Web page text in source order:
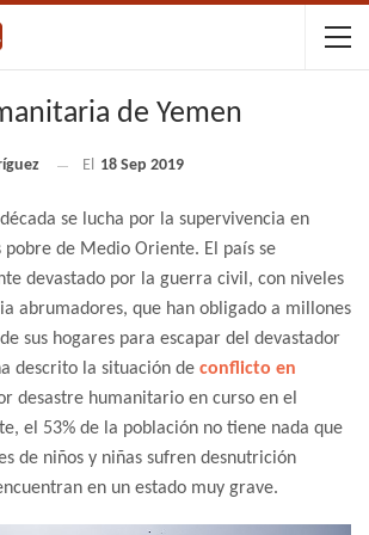
de Yemen
El 18 Sep 2019
se lucha por la supervivencia en
pobre de Medio Oriente. El país se
devastado por la guerra civil, con niveles
abrumadores, que han obligado a millones
sus hogares para escapar del devastador
descrito la situación de conflicto en
desastre humanitario en curso en el
el 53% de la población no tiene nada que
de niños y niñas sufren desnutrición
en un estado muy grave.